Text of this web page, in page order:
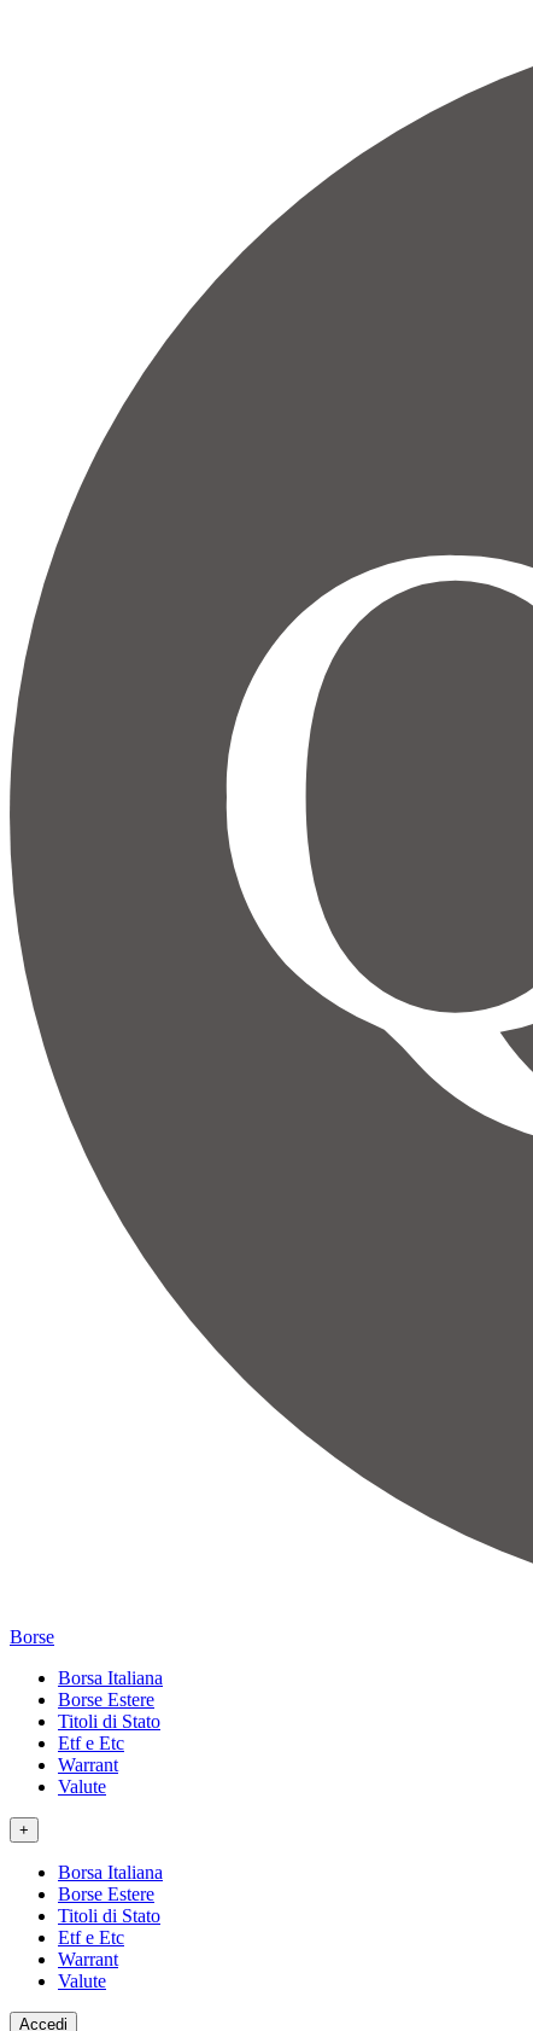
Borse
Borsa Italiana
Borse Estere
Titoli di Stato
Etf e Etc
Warrant
Valute
+
Borsa Italiana
Borse Estere
Titoli di Stato
Etf e Etc
Warrant
Valute
Accedi